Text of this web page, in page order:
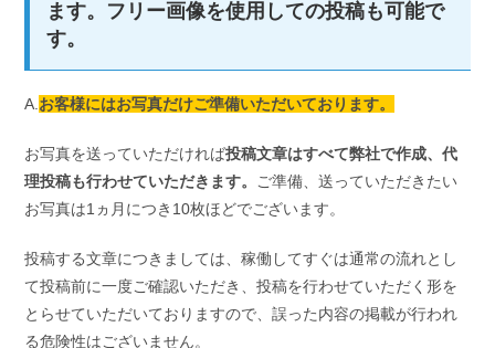
ます。フリー画像を使用しての投稿も可能で
す。
A. お客様にはお写真だけご準備いただいております。
お写真を送っていただければ投稿文章はすべて弊社で作成、代
理投稿も行わせていただきます。 ご準備、送っていただきたい
お写真は1ヵ月につき10枚ほどでございます。
投稿する文章につきましては、稼働してすぐは通常の流れとし
て投稿前に一度ご確認いただき、投稿を行わせていただく形を
とらせていただいておりますので、誤った内容の掲載が行われ
る危険性はございません。